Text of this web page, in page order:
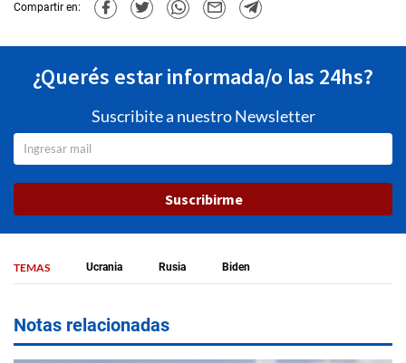
Compartir en:
¿Querés estar informada/o las 24hs?
Suscribite a nuestro Newsletter
Suscribirme
TEMAS Ucrania Rusia Biden
Notas relacionadas